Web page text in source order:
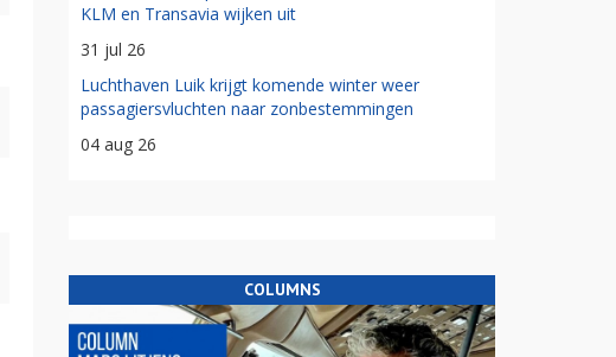
KLM en Transavia wijken uit
31 jul 26
Luchthaven Luik krijgt komende winter weer
passagiersvluchten naar zonbestemmingen
04 aug 26
COLUMNS